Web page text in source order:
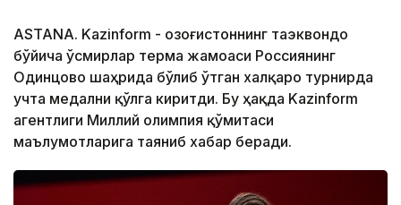
ASTANA. Kazinform - Қозоғистоннинг таэквондо
бўйича ўсмирлар терма жамоаси Россиянинг
Одинцово шаҳрида бўлиб ўтган халқаро турнирда
учта медални қўлга киритди. Бу ҳақда Kazinform
агентлиги Миллий олимпия қўмитаси
маълумотларига таяниб хабар беради.